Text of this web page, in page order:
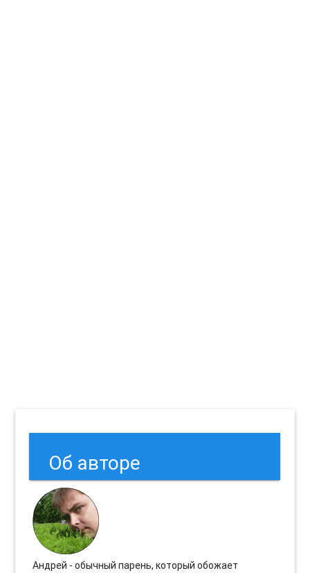
Об авторе
Андрей - обычный парень, который обожает